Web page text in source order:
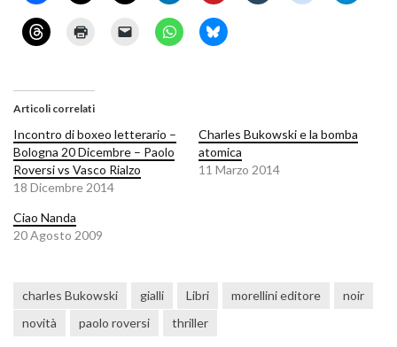
Articoli correlati
Incontro di boxeo letterario –
Bologna 20 Dicembre – Paolo
Roversi vs Vasco Rialzo
18 Dicembre 2014
Charles Bukowski e la bomba
atomica
11 Marzo 2014
Ciao Nanda
20 Agosto 2009
charles Bukowski gialli Libri morellini editore
noir
novità
paolo roversi thriller